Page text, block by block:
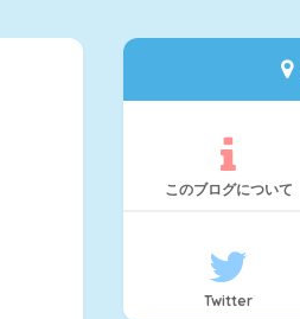
このブログについて
Twitter